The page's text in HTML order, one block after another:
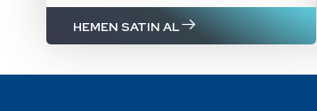
HEMEN SATIN AL